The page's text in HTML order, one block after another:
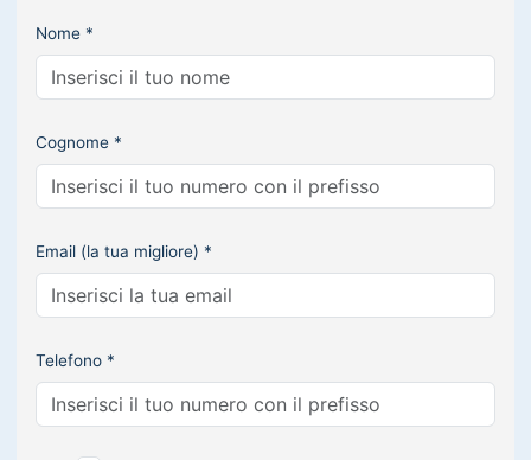
Nome *
Cognome *
Email (la tua migliore) *
Telefono *